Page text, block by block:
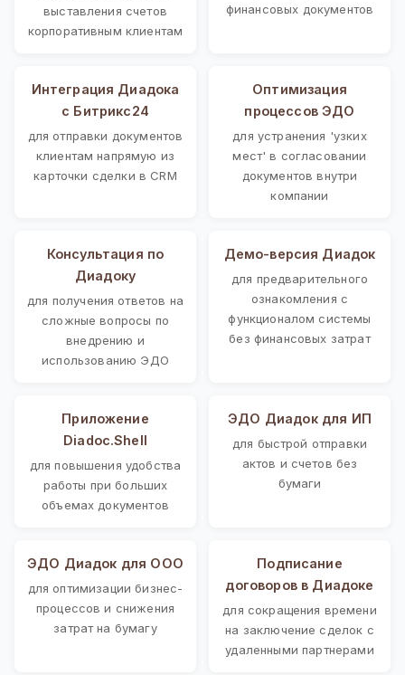
выставления счетов
корпоративным клиентам
финансовых документов
Интеграция Диадока
с Битрикс24
для отправки документов
клиентам напрямую из
карточки сделки в CRM
Оптимизация
процессов ЭДО
для устранения 'узких
мест' в согласовании
документов внутри
компании
Консультация по
Диадоку
для получения ответов на
сложные вопросы по
внедрению и
использованию ЭДО
Демо-версия Диадок
для предварительного
ознакомления с
функционалом системы
без финансовых затрат
Приложение
Diadoc.Shell
для повышения удобства
работы при больших
объемах документов
ЭДО Диадок для ИП
для быстрой отправки
актов и счетов без
бумаги
ЭДО Диадок для ООО
для оптимизации бизнес-
процессов и снижения
затрат на бумагу
Подписание
договоров в Диадоке
для сокращения времени
на заключение сделок с
удаленными партнерами